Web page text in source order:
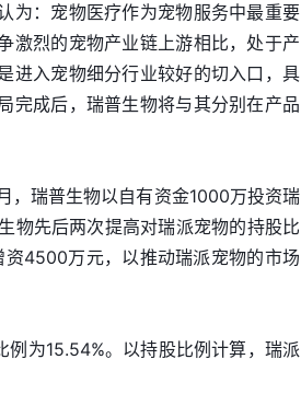
为：宠物医疗作为宠物服务中最重要
激烈的宠物产业链上游相比，处于产
进入宠物细分行业较好的切入口，具
完成后，瑞普生物将与其分别在产品
，瑞普生物以自有资金1000万投资瑞
物先后两次提高对瑞派宠物的持股比
4500万元，以推动瑞派宠物的市场
为15.54%。以持股比例计算，瑞派